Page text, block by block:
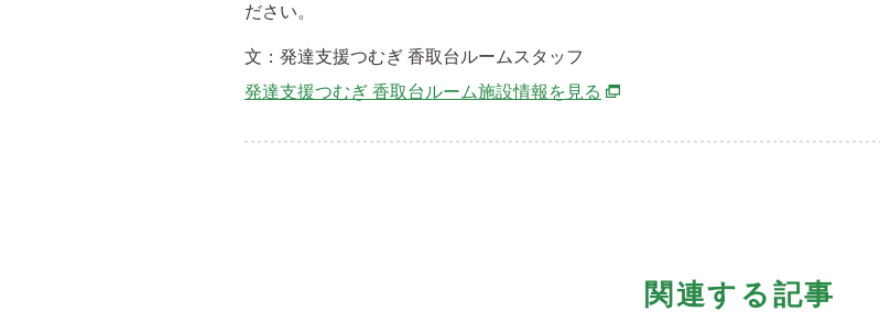
ださい。
文：発達支援つむぎ 香取台ルームスタッフ
発達支援つむぎ 香取台ルーム施設情報を見る 別ウィンドウで開きます
関連する記事